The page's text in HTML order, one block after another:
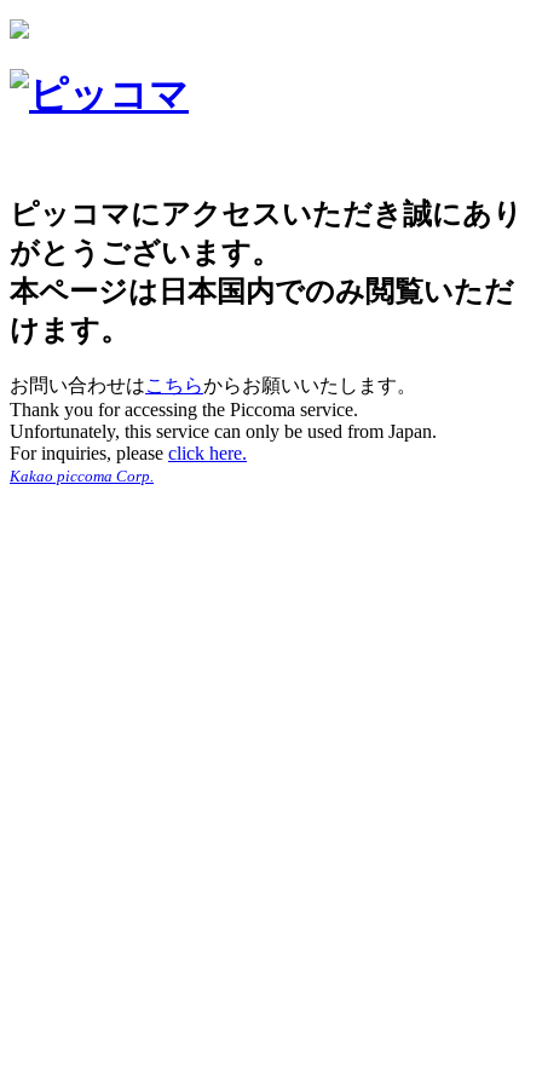
ピッコマにアクセスいただき誠にあり
がとうございます。
本ページは日本国内でのみ閲覧いただ
けます。
お問い合わせはこちらからお願いいたします。
Thank you for accessing the Piccoma service.
Unfortunately, this service can only be used from Japan.
For inquiries, please click here.
Kakao piccoma Corp.